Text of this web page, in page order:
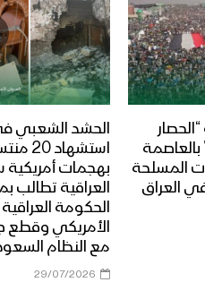
بالعاصمة
المسلحة
في العراق
الحشد الشعبي
بهجمات
العراقية
الحكومة
الأمريكي وقطع
مع النظام
29/07/2026